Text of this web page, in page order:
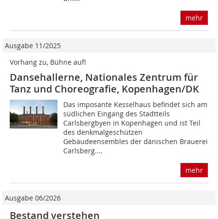
mehr
Ausgabe 11/2025
Vorhang zu, Bühne auf!
Dansehallerne, Nationales Zentrum für
Tanz und Choreografie, Kopenhagen/DK
Das imposante Kesselhaus befindet sich am
südlichen Eingang des Stadtteils
Carlsbergbyen in Kopenhagen und ist Teil
des denkmalgeschützen
Gebäudeensembles der dänischen Braue­rei
Carlsberg....
mehr
Ausgabe 06/2026
Bestand verstehen